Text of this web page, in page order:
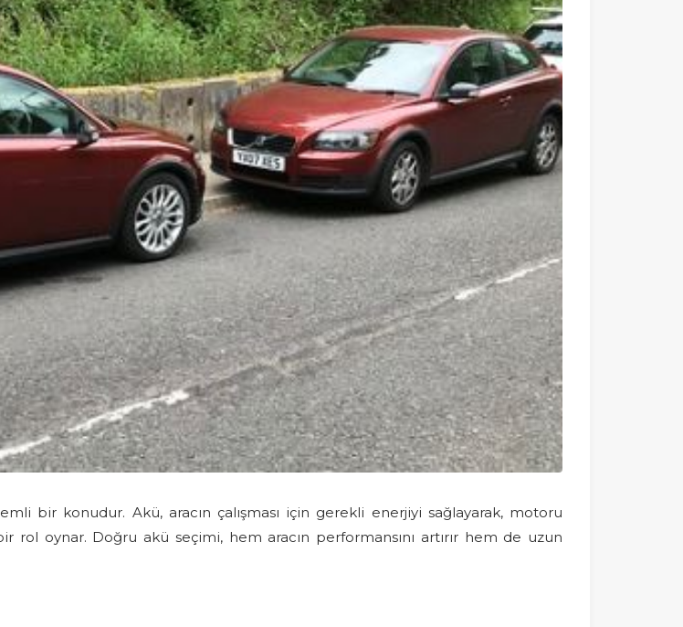
bir konudur. Akü, aracın çalışması için gerekli enerjiyi sağlayarak, motoru
oynar. Doğru akü seçimi, hem aracın performansını artırır hem de uzun